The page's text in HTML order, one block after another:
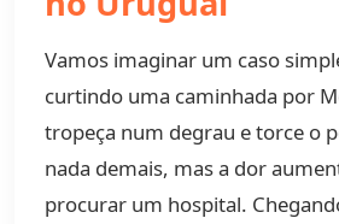
Vamos imaginar um caso
curtindo uma caminhada por
tropeça num degrau e torce o
nada demais, mas a dor
procurar um hospital.